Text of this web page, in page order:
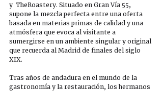
y  TheRoastery. Situado en Gran Vía 55,
supone la mezcla perfecta entre una oferta
basada en materias primas de calidad y una
atmósfera que evoca al visitante a
sumergirse en un ambiente singular y original
que recuerda al Madrid de finales del siglo
XIX.
Tras años de andadura en el mundo de la
gastronomía y la restauración, los hermanos